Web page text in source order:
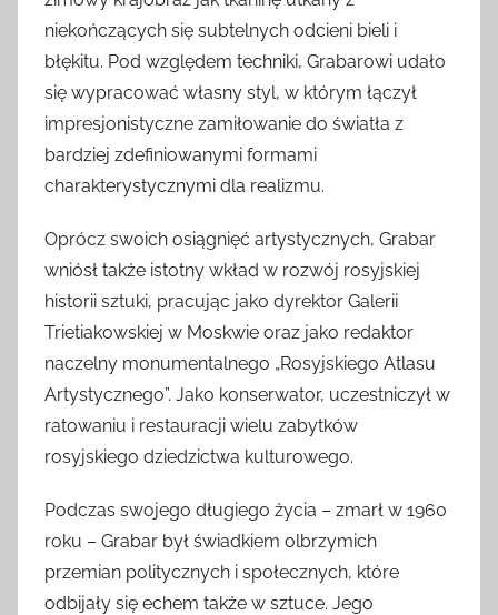
niekończących się subtelnych odcieni bieli i
błękitu. Pod względem techniki, Grabarowi udało
się wypracować własny styl, w którym łączył
impresjonistyczne zamiłowanie do światła z
bardziej zdefiniowanymi formami
charakterystycznymi dla realizmu.
Oprócz swoich osiągnięć artystycznych, Grabar
wniósł także istotny wkład w rozwój rosyjskiej
historii sztuki, pracując jako dyrektor Galerii
Trietiakowskiej w Moskwie oraz jako redaktor
naczelny monumentalnego „Rosyjskiego Atlasu
Artystycznego”. Jako konserwator, uczestniczył w
ratowaniu i restauracji wielu zabytków
rosyjskiego dziedzictwa kulturowego.
Podczas swojego długiego życia – zmarł w 1960
roku – Grabar był świadkiem olbrzymich
przemian politycznych i społecznych, które
odbijały się echem także w sztuce. Jego